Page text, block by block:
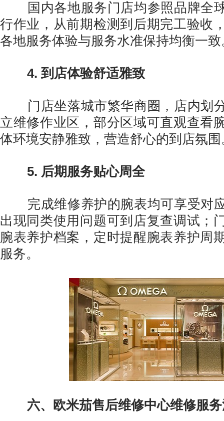
国内各地服务门店均参照品牌全
行作业，从前期检测到后期完工验收
各地服务体验与服务水准保持均衡一致
4. 到店体验舒适雅致
门店坐落城市繁华商圈，店内划
立维修作业区，部分区域可直观查看
体环境安静雅致，营造舒心的到店氛围
5. 后期服务贴心周全
完成维修养护的腕表均可享受对
出现同类使用问题可到店复查调试；
腕表养护档案，定时提醒腕表养护周
服务。
六、欧米茄售后维修中心维修服